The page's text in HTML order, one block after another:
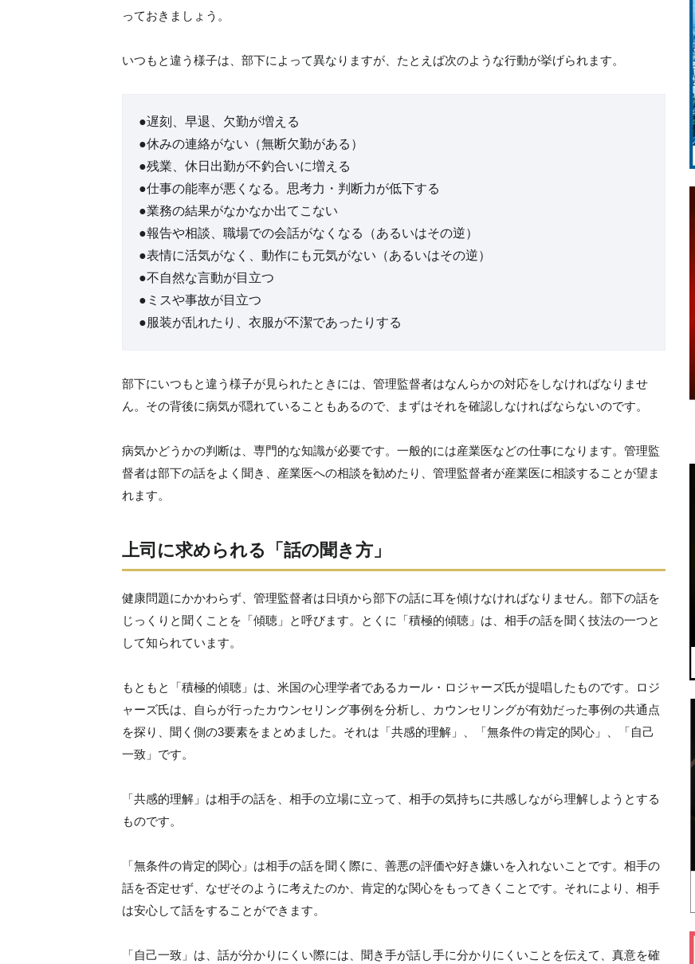
っておきましょう。
いつもと違う様子は、部下によって異なりますが、たとえば次のような行動が挙げられます。
●遅刻、早退、欠勤が増える
●休みの連絡がない（無断欠勤がある）
●残業、休日出勤が不釣合いに増える
●仕事の能率が悪くなる。思考力・判断力が低下する
●業務の結果がなかなか出てこない
●報告や相談、職場での会話がなくなる（あるいはその逆）
●表情に活気がなく、動作にも元気がない（あるいはその逆）
●不自然な言動が目立つ
●ミスや事故が目立つ
●服装が乱れたり、衣服が不潔であったりする
部下にいつもと違う様子が見られたときには、管理監督者はなんらかの対応をしなければなりませ
ん。その背後に病気が隠れていることもあるので、まずはそれを確認しなければならないのです。
病気かどうかの判断は、専門的な知識が必要です。一般的には産業医などの仕事になります。管理監
督者は部下の話をよく聞き、産業医への相談を勧めたり、管理監督者が産業医に相談することが望ま
れます。
上司に求められる「話の聞き方」
健康問題にかかわらず、管理監督者は日頃から部下の話に耳を傾けなければなりません。部下の話を
じっくりと聞くことを「傾聴」と呼びます。とくに「積極的傾聴」は、相手の話を聞く技法の一つと
して知られています。
もともと「積極的傾聴」は、米国の心理学者であるカール・ロジャーズ氏が提唱したものです。ロジ
ャーズ氏は、自らが行ったカウンセリング事例を分析し、カウンセリングが有効だった事例の共通点
を探り、聞く側の3要素をまとめました。それは「共感的理解」、「無条件の肯定的関心」、「自己
一致」です。
「共感的理解」は相手の話を、相手の立場に立って、相手の気持ちに共感しながら理解しようとする
ものです。
「無条件の肯定的関心」は相手の話を聞く際に、善悪の評価や好き嫌いを入れないことです。相手の
話を否定せず、なぜそのように考えたのか、肯定的な関心をもってきくことです。それにより、相手
は安心して話をすることができます。
「自己一致」は、話が分かりにくい際には、聞き手が話し手に分かりにくいことを伝えて、真意を確